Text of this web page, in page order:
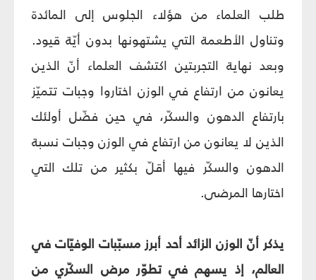
طلب العلماء من هؤلاء الجلوس إلى المائدة
وتناول الأطعمة التي يشتهونها بدون أيّة قيود.
وبعد نهاية التجربتين اكتشف العلماء أنّ الذين
يعانون من ارتفاع في الوزن اختاروا وجبات تتميّز
بارتفاع الدهون والسكّر، في حين فضّل أولئك
الذين لا يعانون من ارتفاع في الوزن وجبات نسبة
الدهون والسكّر فيها أقلّ بكثير من تلك التي
اختارها المرضى.
يذكر أنّ الوزن الزائد أحد أبرز مسبّبات الوفيّات في
العالم، إذ يسهم في تطوّر مرض السكّري من